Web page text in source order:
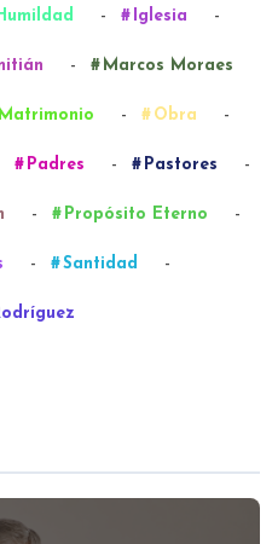
- Iglesia -
- Marcos Moraes
Matrimonio - Obra -
Padres - Pastores -
- Propósito Eterno -
- Santidad -